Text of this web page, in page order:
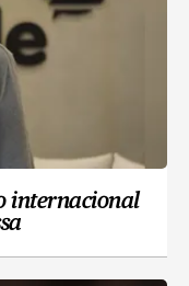
internacional